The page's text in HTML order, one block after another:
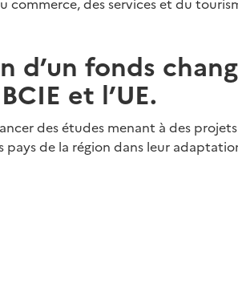
d’un fonds
et l’UE.
des études menant à des projets
pays de la région dans leur